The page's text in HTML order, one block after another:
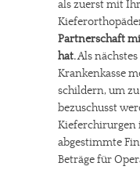
als zuerst mit
Partnerschaft
hat.Als
Krankenkasse
schildern, um
bezuschusst
Kieferchirurgen
abgestimmte
Beträge für